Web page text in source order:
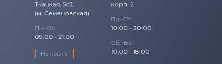
Аккумуляторы для смартфонов
Sony Ericsson
Аккумуляторы для смартфонов
Ткацкая, 5с3,
(м. Семеновская)
Пн.-Вс.
09:00 - 21:00
На карте
корп. 2
Пн.-Пт.
10:00 - 20:00
Сб.-Вс.
10:00 - 18:00